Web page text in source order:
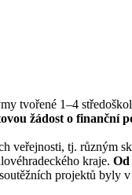
tvořené 1–4
žádost o finanční
tj. různým
kraje. Od
projektů byly